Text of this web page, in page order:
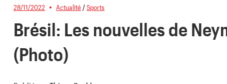
28/11/2022 Actualité /Sports
Brésil: Les nouvelles de
(Photo)